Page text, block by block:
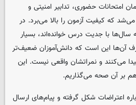
امتحانات حضوری، تدابیر امنیتی و
که کیفیت آزمون را بالا می‌برد. در
سال‌ها با جدیت درس خوانده‌اند، بسیار
آن‌ها این است که دانش‌آموزان ضعیف‌تر
می‌کنند و نمراتشان واقعی نیست. این
بر آن صحه می‌گذاریم.
اعتراضات شکل گرفته و پیام‌های ارسال